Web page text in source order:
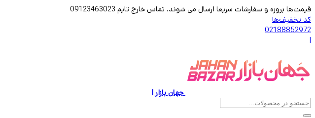
قیمت‌ها بروزه و سفارشات سریعا ارسال می شوند. تماس خارج تایم 09123463023
کد تخفیف‌ها
02188852972
|
جهان بازار |